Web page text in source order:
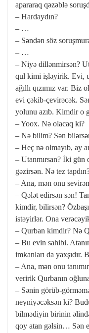
apararaq qəzəblə
– Hardaydın?
– …
– Səndən söz
– …
– Niyə dillənmirsən?
qul kimi işləyirik. Evi,
ağıllı qızımız var. Biz
evi çəkib-çevirəcək.
yolunu azıb. Kimdir o
– Yoox. Nə olacaq ki?
– Nə bilim? Sən
– Heç nə olmayıb, ay
– Utanmırsan? İki gün
gəzirsən. Nə tez
– Ana, mən onu
– Qələt edirsən sən!
kimdir, bilirsən?
istəyirlər. Ona
– Qurban kimdir? Nə
– Bu evin sahibi.
imkanları da yaxşıdır.
– Ana, mən onu
veririk Qurbanın
– Sənin görüb-
neyniyəcəksən ki?
bilmədiyin birinin
qoy atan gəlsin… Sən